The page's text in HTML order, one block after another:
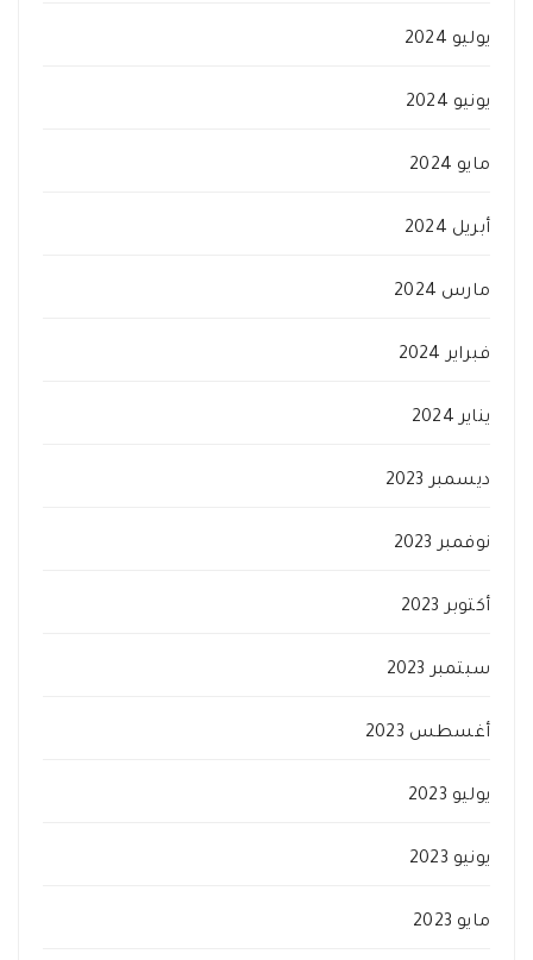
يوليو 2024
يونيو 2024
مايو 2024
أبريل 2024
مارس 2024
فبراير 2024
يناير 2024
ديسمبر 2023
نوفمبر 2023
أكتوبر 2023
سبتمبر 2023
أغسطس 2023
يوليو 2023
يونيو 2023
مايو 2023